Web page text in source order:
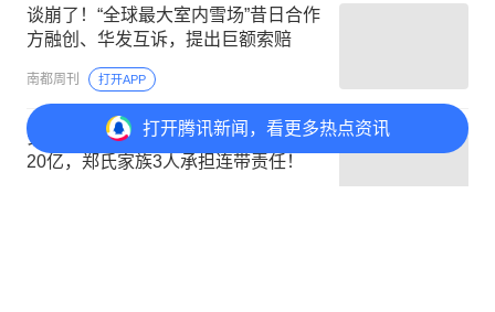
打开腾讯新闻，看更多热点资讯
谈崩了！“全球最大室内雪场”昔日合作
方融创、华发互诉，提出巨额索赔
南都周刊 打开APP
安徽国资刚接盘，杉杉股份被追债近
20亿，郑氏家族3人承担连带责任！